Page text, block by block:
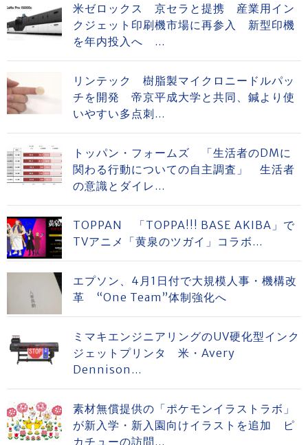
米ゼロックス 京セラと提携 産業用イン
クジェット印刷機市場に再参入 新型印機
を年内投入へ ...
リンテック 樹脂製マイクロニードルパッ
チを開発 帝京平成大学と共同、鍼より使
いやすい多点刺...
トッパン・フォームズ 「生活者のDMに
関わる行動についての自主調査」 生活者
の意識とダイレ...
TOPPAN 「TOPPA!!! BASE AKIBA」で
TVアニメ「黄泉のツガイ」コラボ...
エプソン、4月1日付で大規模人事・機構改
革 “One Team”体制強化へ
ミマキエンジニアリングのUV硬化型インク
ジェットプリンタ 米・Avery
Dennison...
素材無償提供の「ポケモンイラストラボ」
が新入学・新入園向けイラストを追加 ピ
カチューの訪問...